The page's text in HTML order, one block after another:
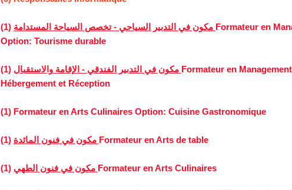
(1) مكون في التدبير السياحي - تخصص السياحة المستدامة Formateur en
Option: Tourisme durable
(1) مكون في التدبير الفندقي - الإقامة والاستقبال Formateur en
Hébergement et Réception
(1) Formateur en Arts Culinaires Option: Cuisine Gastronomique
(1) مكون في فنون المائدة Formateur en Arts de table
(1) مكون في فنون الطهي Formateur en Arts Culinaires